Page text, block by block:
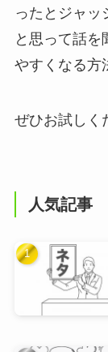
ったとジャッ
と思って話を
やすくなる方
ぜひお試しく
人気記事